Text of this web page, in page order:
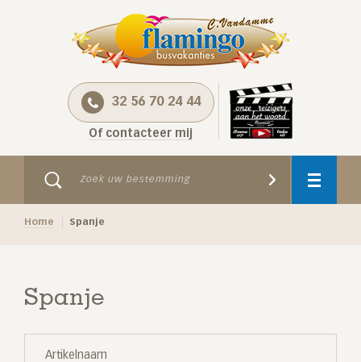
32 56 70 24 44
Of contacteer mij
Home Spanje
Spanje
Artikelnaam